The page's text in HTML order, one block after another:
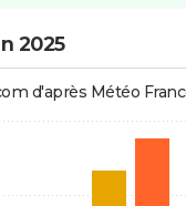
2025
d'après Météo